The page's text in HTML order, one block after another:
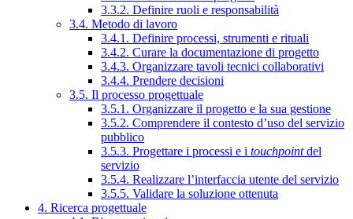
3.3.2. Definire ruoli e responsabilità
3.4. Metodo di lavoro
3.4.1. Definire processi, strumenti e rituali
3.4.2. Curare la documentazione di progetto
3.4.3. Organizzare tavoli tecnici collaborativi
3.4.4. Prendere decisioni
3.5. Il processo progettuale
3.5.1. Organizzare il progetto e la sua gestione
3.5.2. Comprendere il contesto d’uso del servizio
pubblico
3.5.3. Progettare i processi e i touchpointdel
servizio
3.5.4. Realizzare l’interfaccia utente del servizio
3.5.5. Validare la soluzione ottenuta
4. Ricerca progettuale